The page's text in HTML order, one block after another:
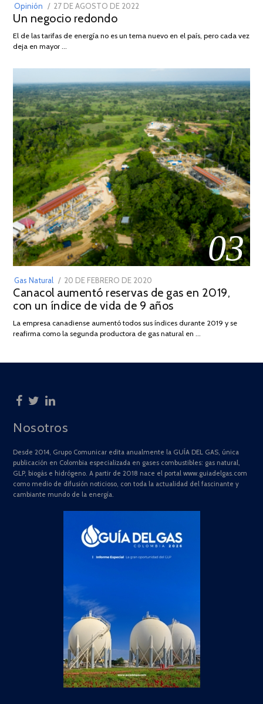
Opinión
POSTED
ON
27 DE AGOSTO DE 2022
DE
Un negocio redondo
El de las tarifas de energía no es un tema nuevo en el país, pero cada vez
deja en mayor …
03
Gas Natural
POSTED
ON
20 DE FEBRERO DE 2020
DE
JULIO
2025
Canacol aumentó reservas de gas en 2019,
con un índice de vida de 9 años
La empresa canadiense aumentó todos sus índices durante 2019 y se
reafirma como la segunda productora de gas natural en …
Nosotros
Desde 2014, Grupo Comunicar edita anualmente la GUÍA DEL GAS, única
publicación en Colombia especializada en gases combustibles: gas natural,
GLP, biogás e hidrógeno. A partir de 2018 nace el portal www.guiadelgas.com
como medio de difusión noticioso, con toda la actualidad del fascinante y
cambiante mundo de la energía.